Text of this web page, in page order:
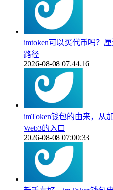
imtoken可以买代币吗？
路径
2026-08-08 07:44:16
imToken钱包的由来，从
Web3的入口
2026-08-08 07:00:33